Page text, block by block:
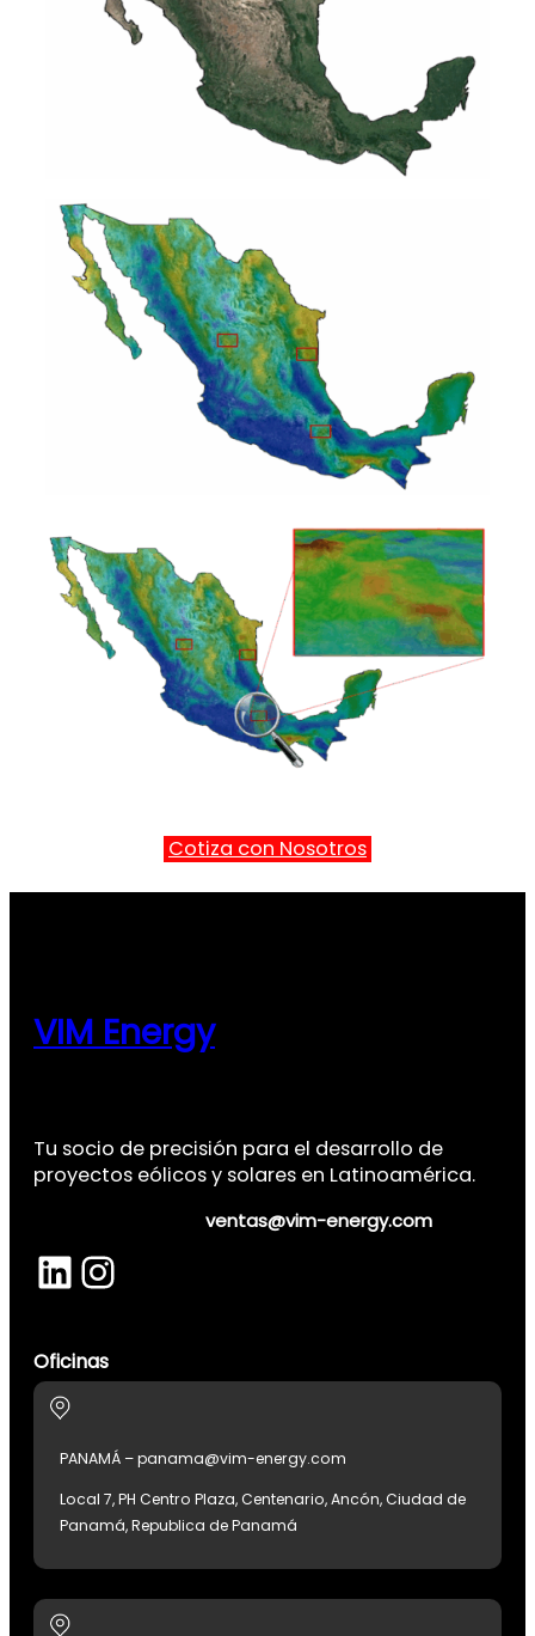
Cotiza con Nosotros
VIM Energy
Tu socio de precisión para el desarrollo de
proyectos eólicos y solares en Latinoamérica.
LinkedIn Instagram
ventas@vim-energy.com
Oficinas
PANAMÁ – panama@vim-energy.com
Local 7, PH Centro Plaza, Centenario, Ancón, Ciudad de
Panamá, Republica de Panamá